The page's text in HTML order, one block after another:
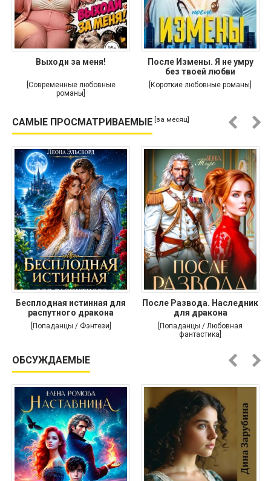
Выходи за меня!
[Современные любовные
романы]
После Измены. Я не умру
без твоей любви
[Короткие любовные романы]
САМЫЕ ПРОСМАТРИВАЕМЫЕ [за месяц]
Бесплодная истинная для
распутного дракона
[Попаданцы / Фэнтези]
После Развода. Наследник
для дракона
[Попаданцы / Любовная
фантастика]
ОБСУЖДАЕМЫЕ